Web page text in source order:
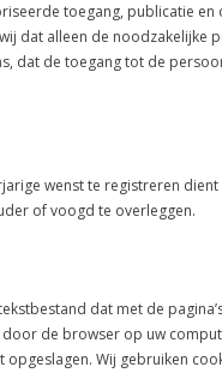
toegang, publicatie en
dat alleen de noodzakelijke
dat de toegang tot de
wenst te registreren
of voogd te overleggen.
dat met de
de browser op uw
Wij gebruiken